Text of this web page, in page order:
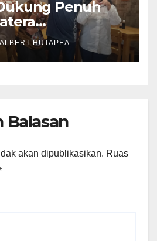
Penuh
Pork Festival
ALBERT HUTAPEA
Balasan
akan dipublikasikan. Ruas